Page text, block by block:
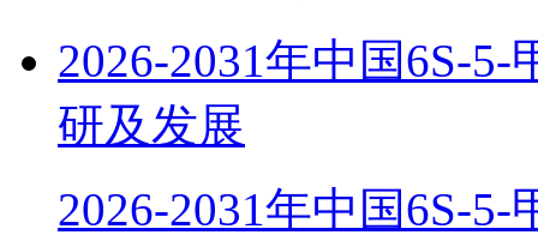
2026-2031年中国6S-
研及发展
2026-2031年中国6S-5-